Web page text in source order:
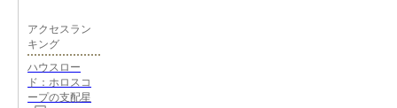
アクセスラン
キング
ハウスロー
ド：ホロスコ
ープの支配星